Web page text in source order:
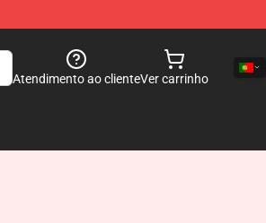
Atendimento ao clienteVer carrinho